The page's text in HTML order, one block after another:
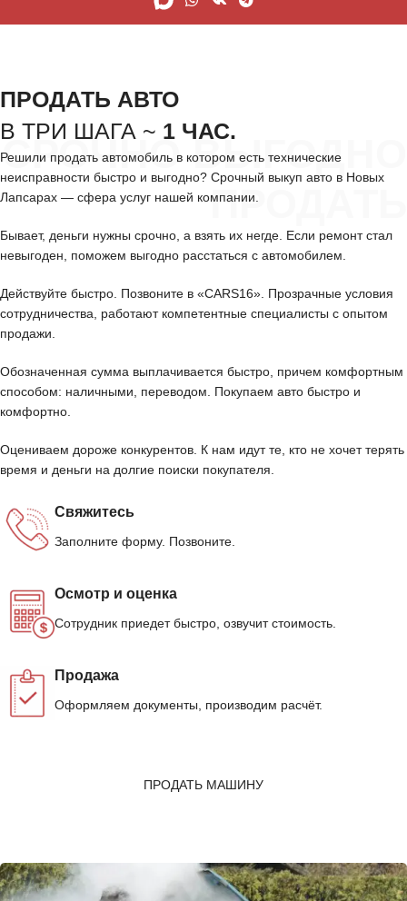
СРОЧНО ВЫГОДНО
ПРОДАТЬ
ПРОДАТЬ АВТО
В ТРИ ШАГА ~ 1 ЧАС.
Решили продать автомобиль в котором есть технические
неисправности быстро и выгодно? Срочный выкуп авто в Новых
Лапсарах — сфера услуг нашей компании.
Бывает, деньги нужны срочно, а взять их негде. Если ремонт стал
невыгоден, поможем выгодно расстаться с автомобилем.
Действуйте быстро. Позвоните в «CARS16». Прозрачные условия
сотрудничества, работают компетентные специалисты с опытом
продажи.
Обозначенная сумма выплачивается быстро, причем комфортным
способом: наличными, переводом. Покупаем авто быстро и
комфортно.
Оцениваем дороже конкурентов. К нам идут те, кто не хочет терять
время и деньги на долгие поиски покупателя.
Свяжитесь
Заполните форму. Позвоните.
Осмотр и оценка
Сотрудник приедет быстро, озвучит стоимость.
Продажа
Оформляем документы, производим расчёт.
ПРОДАТЬ МАШИНУ